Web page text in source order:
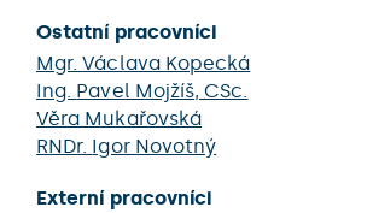
Ostatní pracovníci
Mgr.Václava Kopecká
Ing. Pavel Mojžíš, CSc.
Věra Mukařovská
RNDr. Igor Novotný
Externí pracovníci